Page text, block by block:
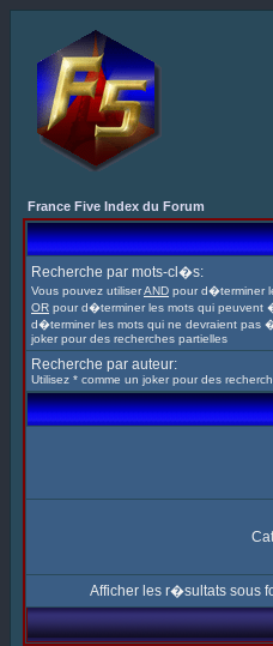
France Five Index du Forum
Recherche par mots-cl�s:
Vous pouvez utiliserAND pour d�terminer
OR pour d�terminer les mots qui
d�terminer les mots qui ne devraient pas
joker pour des recherches partielles
Recherche par auteur:
Utilisez * comme un joker pour des
Afficher les r�sultats sous